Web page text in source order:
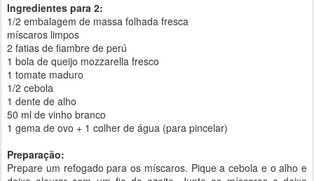
Ingredientes para 2:
1/2 embalagem de massa folhada fresca
míscaros limpos
2 fatias de fiambre de perú
1 bola de queijo mozzarella fresco
1 tomate maduro
1/2 cebola
1 dente de alho
50 ml de vinho branco
1 gema de ovo + 1 colher de água (para pincelar)
Preparação:
Prepare um refogado para os míscaros. Pique a cebola e o alho e